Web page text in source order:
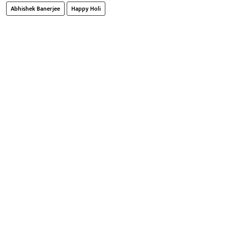
Abhishek Banerjee Happy Holi